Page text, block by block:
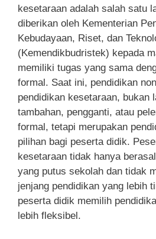
kesetaraan adalah salah satu
diberikan oleh Kementerian
Kebudayaan, Riset, dan
(Kemendikbudristek) kepada
memiliki tugas yang sama
formal. Saat ini, pendidikan
pendidikan kesetaraan, bukan
tambahan, pengganti, atau
formal, tetapi merupakan
pilihan bagi peserta didik.
kesetaraan tidak hanya
yang putus sekolah dan tidak
jenjang pendidikan yang lebih
peserta didik memilih
lebih fleksibel.